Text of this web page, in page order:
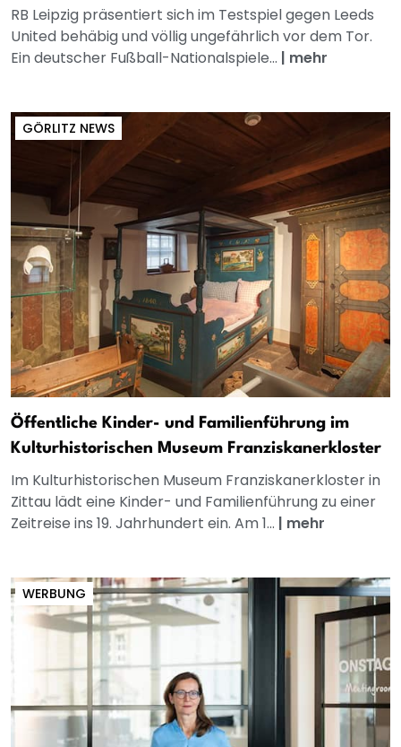
RB Leipzig präsentiert sich im Testspiel gegen Leeds
United behäbig und völlig ungefährlich vor dem Tor.
Ein deutscher Fußball-Nationalspiele... | mehr
GÖRLITZ NEWS
Öffentliche Kinder- und Familienführung im
Kulturhistorischen Museum Franziskanerkloster
Im Kulturhistorischen Museum Franziskanerkloster in
Zittau lädt eine Kinder- und Familienführung zu einer
Zeitreise ins 19. Jahrhundert ein. Am 1... | mehr
WERBUNG